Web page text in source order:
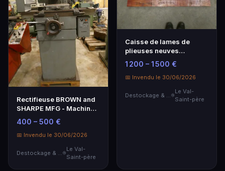
Rectifieuse BROWN and
SHARPE MFG - Machine
de précision
fonctionnelle
400 – 500 €
📅 Invendu le 30/06/2026
Destockage & Invendus
Le Val-
Saint-père
Caisse de lames de
plieuses neuves
3mx10mm - Outil de
chantier
1 200 – 1 500 €
📅 Invendu le 30/06/2026
Le Val-
Saint-père